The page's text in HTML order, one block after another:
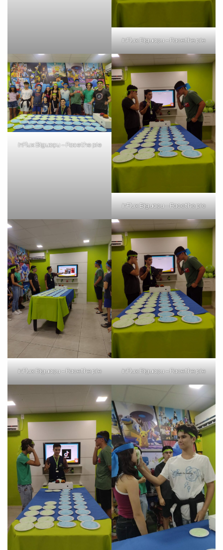
inFlux Biguaçu – Face the pie
inFlux Biguaçu – Face the pie
inFlux Biguaçu – Face the pie
inFlux Biguaçu – Face the pie inFlux Biguaçu – Face the pie